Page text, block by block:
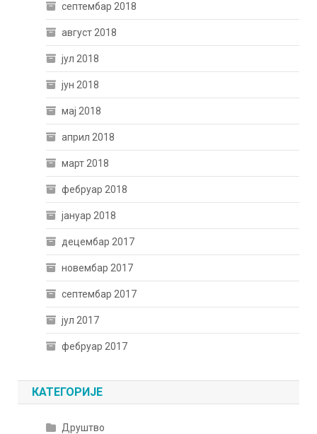
септембар 2018
август 2018
јул 2018
јун 2018
мај 2018
април 2018
март 2018
фебруар 2018
јануар 2018
децембар 2017
новембар 2017
септембар 2017
јул 2017
фебруар 2017
КАТЕГОРИЈЕ
Друштво